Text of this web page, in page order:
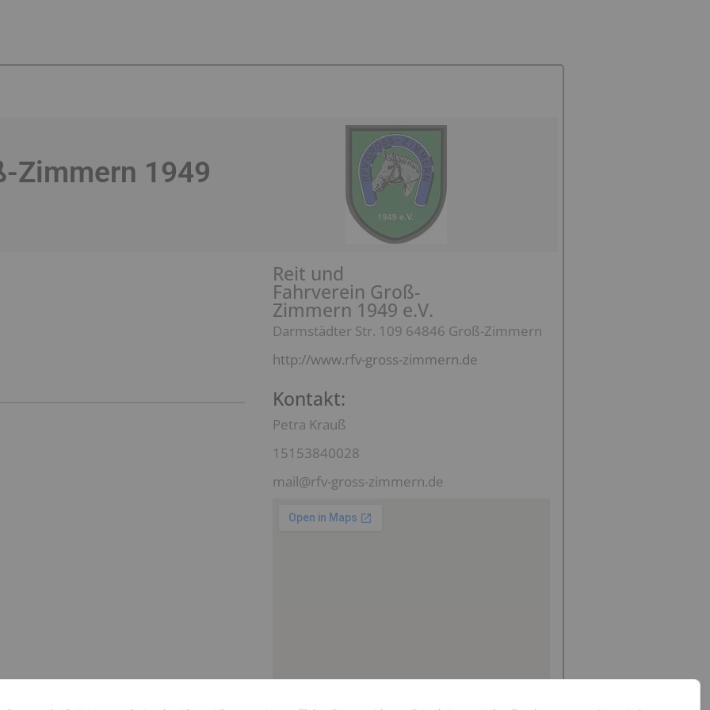
Zimmern 1949
Reit und
Fahrverein Groß-
Zimmern 1949 e.V.
Darmstädter Str. 109 64846 Groß-Zimmern
http://www.rfv-gross-zimmern.de
Kontakt:
Petra Krauß
15153840028
mail@rfv-gross-zimmern.de